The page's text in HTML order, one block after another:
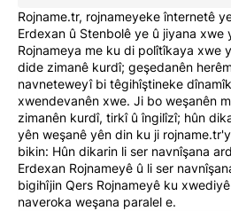
Rojname.tr, rojnameyeke înternetê
Erdexan û Stenbolê ye û jiyana xwe
Rojnameya me ku di polîtîkaya xwe
dide zimanê kurdî; geşedanên
navneteweyî bi têgihîştineke
xwendevanên xwe. Ji bo weşanên
zimanên kurdî, tirkî û îngilîzî; hûn
yên weşanê yên din ku ji
bikin: Hûn dikarin li ser navnîşana
Erdexan Rojnameyê û li ser
bigihîjin Qers Rojnameyê ku
naveroka weşana paralel e.